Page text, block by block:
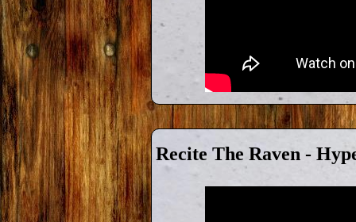
Recite The Raven -